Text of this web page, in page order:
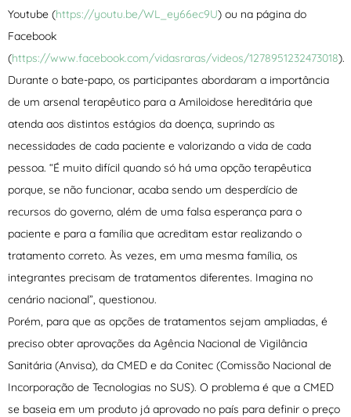
Youtube (https://youtu.be/WL_ey66ec9U) ou na página do
Facebook
(https://www.facebook.com/vidasraras/videos/1278951232473018).
Durante o bate-papo, os participantes abordaram a importância
de um arsenal terapêutico para a Amiloidose hereditária que
atenda aos distintos estágios da doença, suprindo as
necessidades de cada paciente e valorizando a vida de cada
pessoa. “É muito difícil quando só há uma opção terapêutica
porque, se não funcionar, acaba sendo um desperdício de
recursos do governo, além de uma falsa esperança para o
paciente e para a família que acreditam estar realizando o
tratamento correto. Às vezes, em uma mesma família, os
integrantes precisam de tratamentos diferentes. Imagina no
cenário nacional”, questionou.
Porém, para que as opções de tratamentos sejam ampliadas, é
preciso obter aprovações da Agência Nacional de Vigilância
Sanitária (Anvisa), da CMED e da Conitec (Comissão Nacional de
Incorporação de Tecnologias no SUS). O problema é que a CMED
se baseia em um produto já aprovado no país para definir o preço